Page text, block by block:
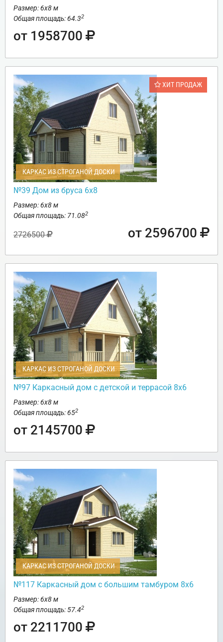
Размер: 6х8 м
Общая площадь: 64.32
от 1958700
ХИТ ПРОДАЖ
КАРКАС ИЗ СТРОГАНОЙ ДОСКИ
№39 Дом из бруса 6х8
Размер: 6х8 м
Общая площадь: 71.082
2726500 от 2596700
КАРКАС ИЗ СТРОГАНОЙ ДОСКИ
№97 Каркасный дом с детской и террасой 8х6
Размер: 6х8 м
Общая площадь: 652
от 2145700
КАРКАС ИЗ СТРОГАНОЙ ДОСКИ
№117 Каркасный дом с большим тамбуром 8х6
Размер: 6х8 м
Общая площадь: 57.42
от 2211700